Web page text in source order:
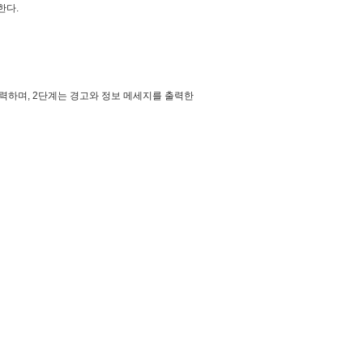
다.
하며, 2단계는 경고와 정보 메세지를 출력한